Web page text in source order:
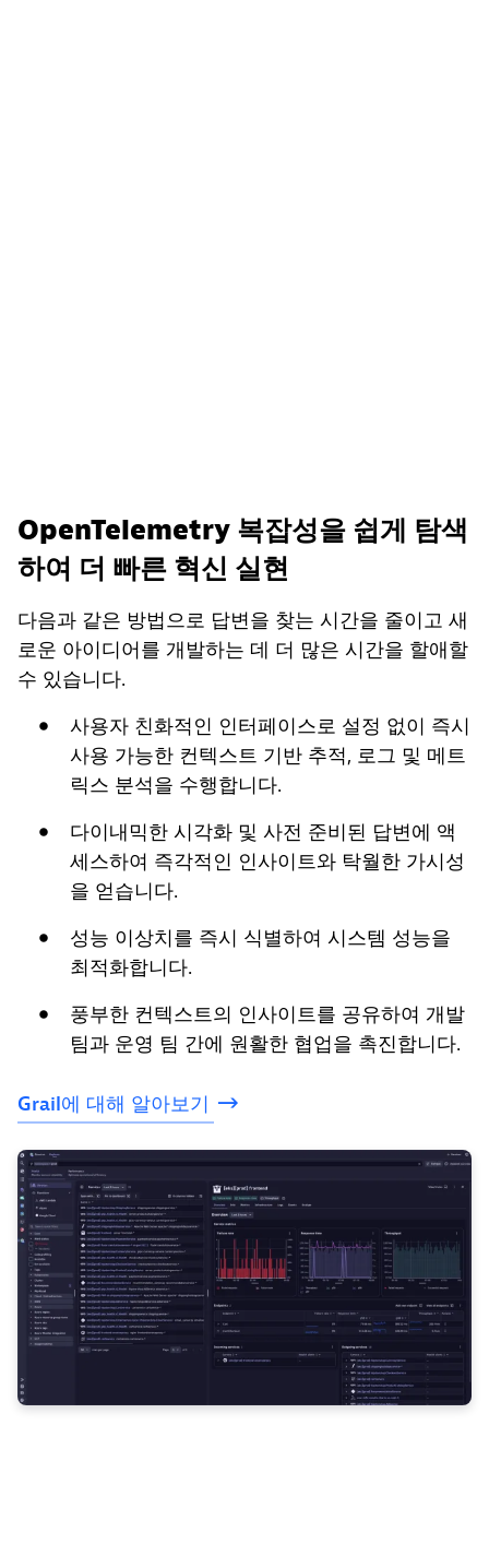
OpenTelemetry 복잡성을 쉽게 탐색
하여 더 빠른 혁신 실현
다음과 같은 방법으로 답변을 찾는 시간을 줄이고 새
로운 아이디어를 개발하는 데 더 많은 시간을 할애할
수 있습니다.
사용자 친화적인 인터페이스로 설정 없이 즉시
사용 가능한 컨텍스트 기반 추적, 로그 및 메트
릭스 분석을 수행합니다.
다이내믹한 시각화 및 사전 준비된 답변에 액
세스하여 즉각적인 인사이트와 탁월한 가시성
을 얻습니다.
성능 이상치를 즉시 식별하여 시스템 성능을
최적화합니다.
풍부한 컨텍스트의 인사이트를 공유하여 개발
팀과 운영 팀 간에 원활한 협업을 촉진합니다.
Grail에 대해 알아보기